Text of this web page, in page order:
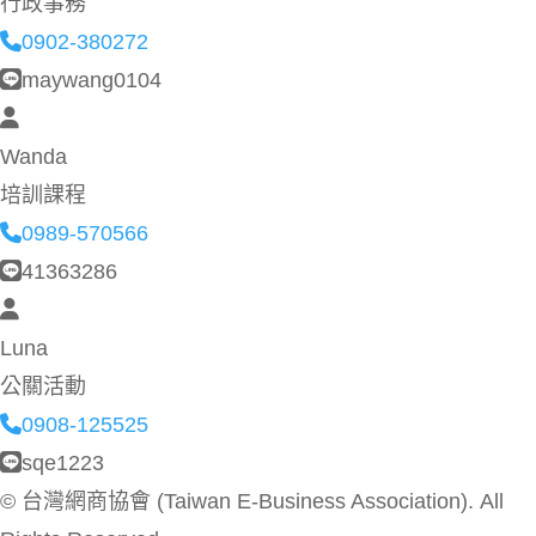
0902-380272
maywang0104
Wanda
培訓課程
0989-570566
41363286
Luna
公關活動
0908-125525
sqe1223
© 台灣網商協會 (Taiwan E-Business Association). All